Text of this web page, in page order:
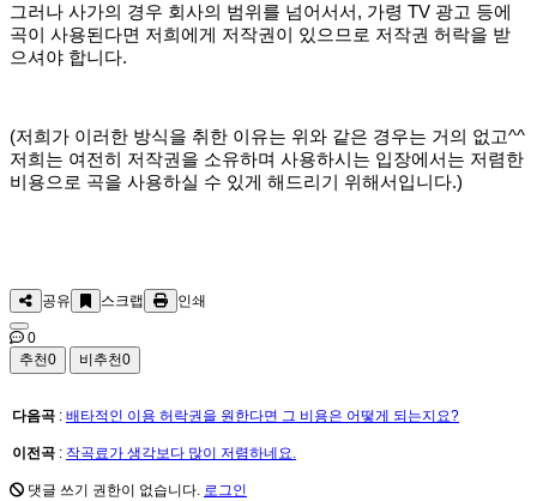
그러나 사가의 경우 회사의 범위를 넘어서서, 가령 TV 광고 등에
곡이 사용된다면 저희에게 저작권이 있으므로 저작권 허락을 받
으셔야 합니다.
(저희가 이러한 방식을 취한 이유는 위와 같은 경우는 거의 없고^^
저희는 여전히 저작권을 소유하며 사용하시는 입장에서는 저렴한
비용으로 곡을 사용하실 수 있게 해드리기 위해서입니다.)
공유 스크랩 인쇄
0
추천0 비추천0
다음곡 : 배타적인 이용 허락권을 원한다면 그 비용은 어떻게 되는지요?
이전곡 : 작곡료가 생각보다 많이 저렴하네요.
댓글 쓰기 권한이 없습니다. 로그인